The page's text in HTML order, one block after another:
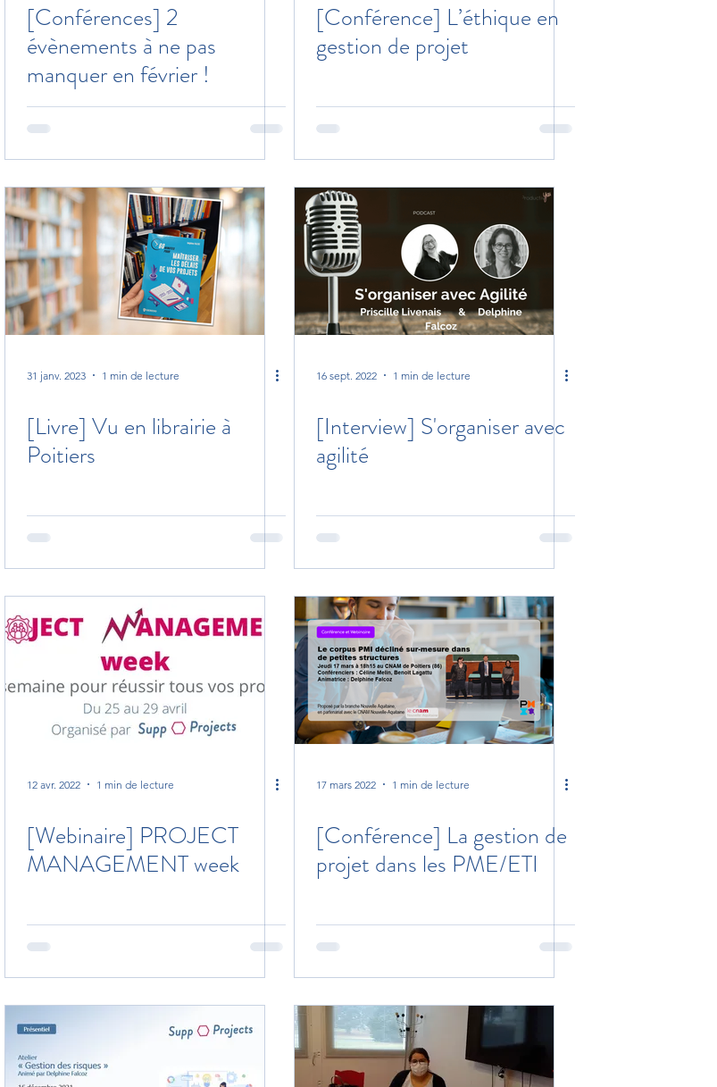
[Conférences] 2
évènements à ne pas
manquer en février !
[Conférence] L’éthique en
gestion de projet
31 janv. 2023 1 min de lecture
[Livre] Vu en librairie à
Poitiers
16 sept. 2022 1 min de lecture
[Interview] S'organiser avec
agilité
12 avr. 2022 1 min de lecture
[Webinaire] PROJECT
MANAGEMENT week
17 mars 2022 1 min de lecture
[Conférence] La gestion de
projet dans les PME/ETI